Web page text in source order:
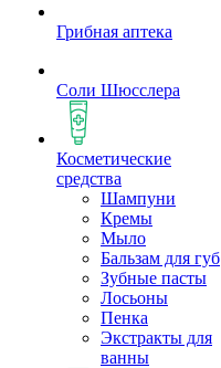
Грибная аптека
Соли Шюсслера
Косметические
средства
Шампуни
Кремы
Мыло
Бальзам для губ
Зубные пасты
Лосьоны
Пенка
Экстракты для
ванны